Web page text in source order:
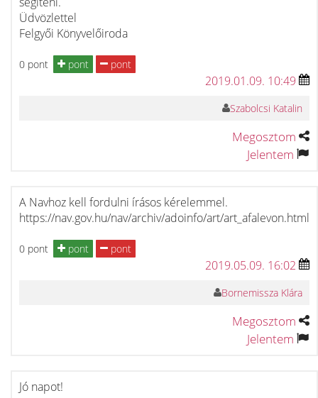
Üdvözlettel
Felgyői Könyvelőiroda
0 pont pont pont
2019.01.09. 10:49
Szabolcsi Katalin
Megosztom
Jelentem
A Navhoz kell fordulni írásos kérelemmel.
https://nav.gov.hu/nav/archiv/adoinfo/art/art_afalevon.html
0 pont pont pont
2019.05.09. 16:02
Bornemissza Klára
Megosztom
Jelentem
Jó napot!